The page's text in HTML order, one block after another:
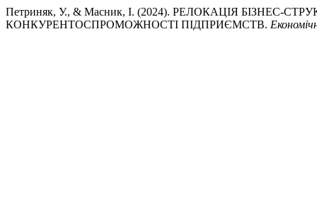
Петриняк, У., & Масник, І. (2024). РЕЛОКАЦІЯ БІЗНЕС-
КОНКУРЕНТОСПРОМОЖНОСТІ ПІДПРИЄМСТВ.